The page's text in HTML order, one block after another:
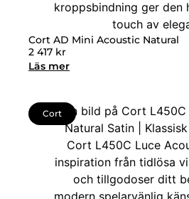
Cort AD Mini Acoustic Natural
2 417 kr
Läs mer
Cort